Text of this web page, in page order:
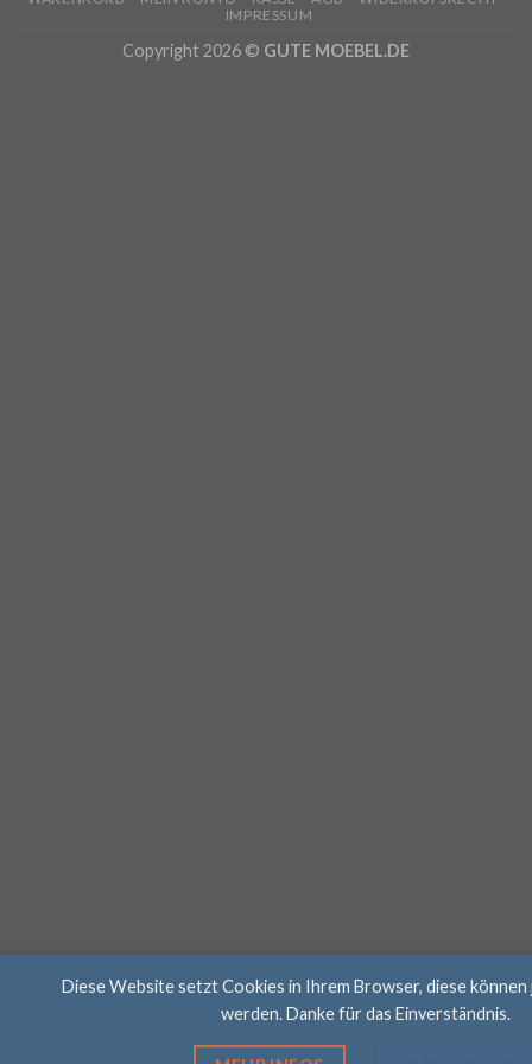
IMPRESSUM
Copyright 2026 © GUTE MOEBEL.DE
Diese Website setzt Cookies in Ihrem Browser, diese
werden. Danke für das Einverständnis.